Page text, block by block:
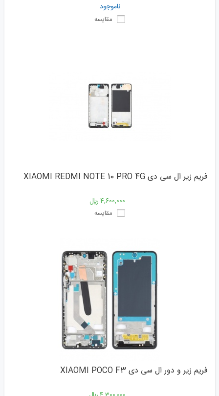
ناموجود
مقایسه
فریم زیر ال سی دی XIAOMI REDMI NOTE 10 PRO 4G
4,600,000 ﷼
مقایسه
فریم زیر و دور ال سی دی XIAOMI POCO F3